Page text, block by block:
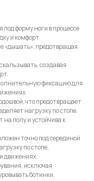
на обработку своих
ФЗ. Подробнее
форму ноги в процессе
и комфорт.
«дышать», предотвращая
создавая
фиксацию для
что предотвращает
нагрузку по стопе.
на полу и устойчива к
точно под серединой
по стопе,
движениях.
исключая
ботинки.